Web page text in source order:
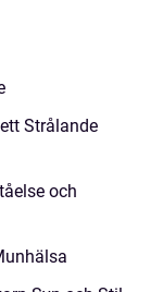
Strålande
och